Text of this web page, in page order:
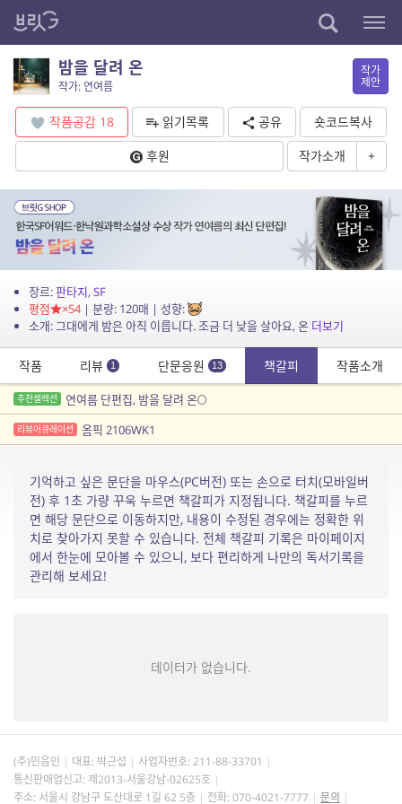
밤을 달려 온
작가: 연여름
작가
제안
작품공감 18 읽기목록 공유
숏코드복사
후원
작가소개 +
장르:판타지,SF
평점
×54| 분량: 120매 | 성향:
소개: 그대에게 밤은 아직 이릅니다. 조금 더 낮을 살아요, 온 더보기
작품 리뷰 1 단문응원 13 책갈피 작품소개
추천셀렉션 연여름 단편집, 밤을 달려 온🌕
리뷰어큐레이션 옴픽 2106WK1
기억하고 싶은 문단을 마우스(PC버전) 또는 손으로 터치(모바일버
전) 후 1초 가량 꾸욱 누르면 책갈피가 지정됩니다. 책갈피를 누르
면 해당 문단으로 이동하지만, 내용이 수정된 경우에는 정확한 위
치로 찾아가지 못할 수 있습니다. 전체 책갈피 기록은 마이페이지
에서 한눈에 모아볼 수 있으니, 보다 편리하게 나만의 독서기록을
관리해 보세요!
데이터가 없습니다.
(주)민음인 대표: 박근섭 사업자번호: 211-88-33701
통신판매업신고: 제2013-서울강남-02625호
주소: 서울시 강남구 도산대로 1길 62 5층
전화: 070-4021-7777 문의